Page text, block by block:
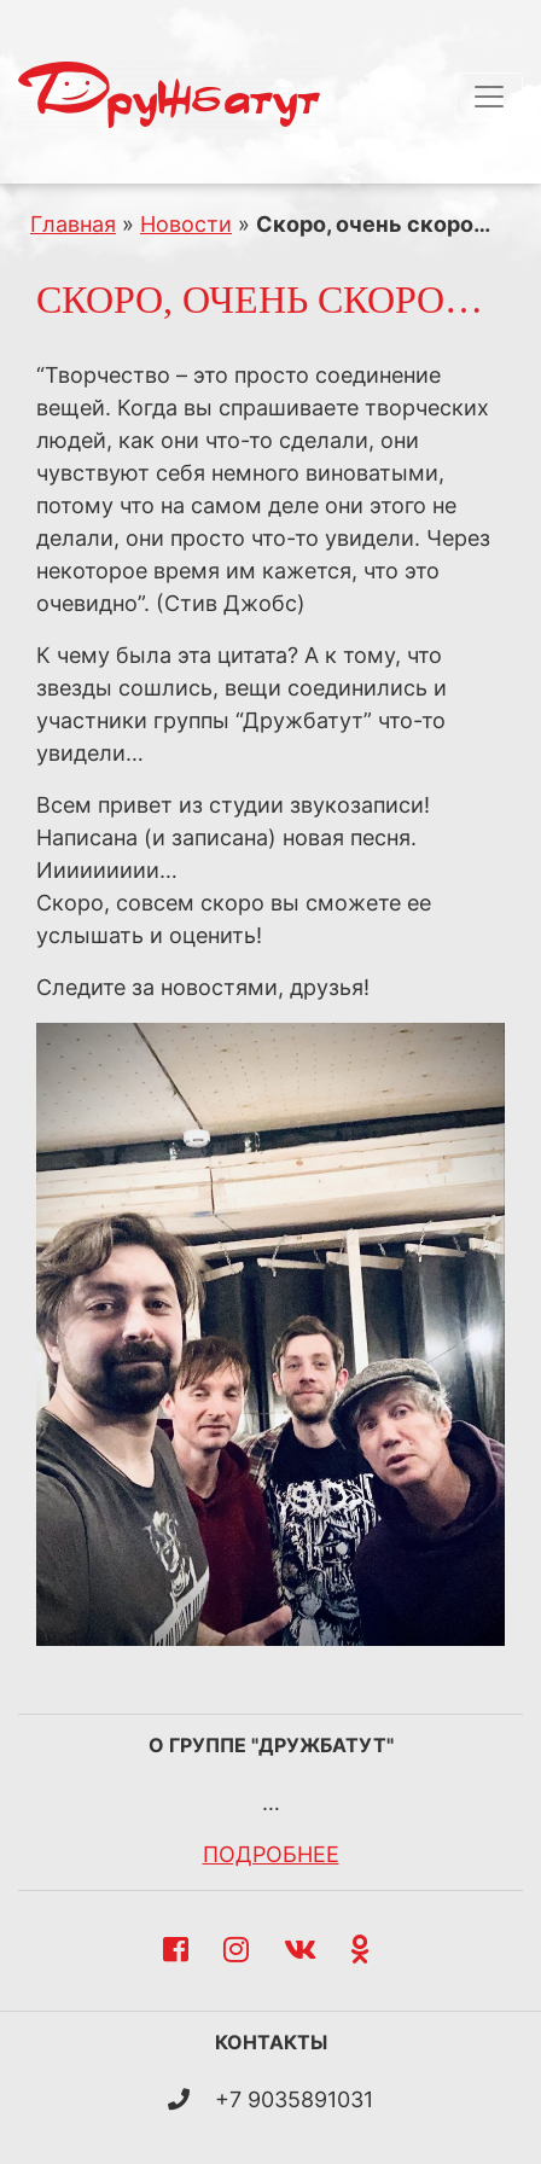
Главная » Новости » Скоро, очень скоро…
СКОРО, ОЧЕНЬ СКОРО…
“Творчество – это просто соединение
вещей. Когда вы спрашиваете творческих
людей, как они что-то сделали, они
чувствуют себя немного виноватыми,
потому что на самом деле они этого не
делали, они просто что-то увидели. Через
некоторое время им кажется, что это
очевидно”. (Стив Джобс)
К чему была эта цитата? А к тому, что
звезды сошлись, вещи соединились и
участники группы “Дружбатут” что-то
увидели…
Всем привет из студии звукозаписи!
Написана (и записана) новая песня.
Иииииииии…
Скоро, совсем скоро вы сможете ее
услышать и оценить!
Следите за новостями, друзья!
О ГРУППЕ "ДРУЖБАТУТ"
…
ПОДРОБНЕЕ
КОНТАКТЫ
+7 9035891031